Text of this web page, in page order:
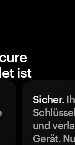
ist
Sicher.
und
Gerät.